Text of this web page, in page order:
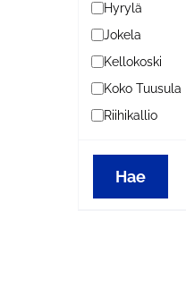
Hyrylä
Jokela
Kellokoski
Koko Tuusula
Riihikallio
Hae